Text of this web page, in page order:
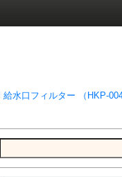
水口フィルター （HKP-